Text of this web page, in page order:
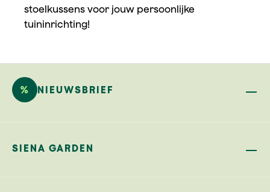
stoelkussens voor jouw persoonlijke
tuininrichting!
% NIEUWSBRIEF
SIENA GARDEN